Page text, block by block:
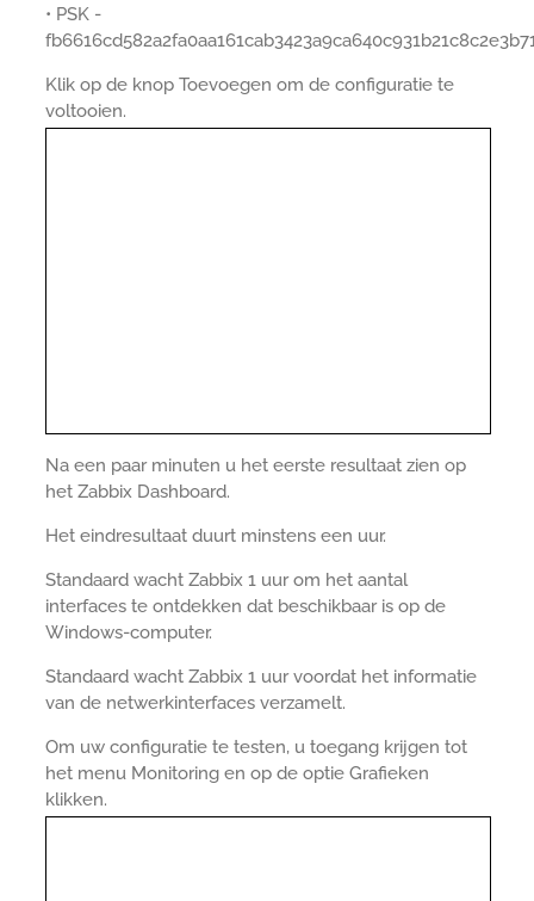
• PSK -
Klik op de knop Toevoegen om de configuratie te
voltooien.
Na een paar minuten u het eerste resultaat zien op
het Zabbix Dashboard.
Het eindresultaat duurt minstens een uur.
Standaard wacht Zabbix 1 uur om het aantal
interfaces te ontdekken dat beschikbaar is op de
Windows-computer.
Standaard wacht Zabbix 1 uur voordat het informatie
van de netwerkinterfaces verzamelt.
Om uw configuratie te testen, u toegang krijgen tot
het menu Monitoring en op de optie Grafieken
klikken.